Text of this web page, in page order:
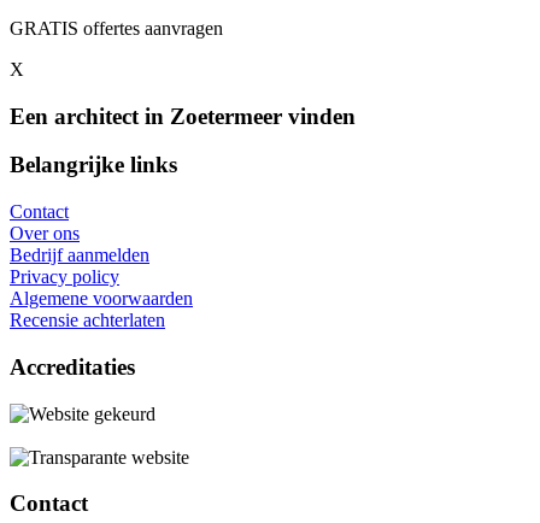
GRATIS offertes aanvragen
X
Een architect in Zoetermeer vinden
Belangrijke links
Contact
Over ons
Bedrijf aanmelden
Privacy policy
Algemene voorwaarden
Recensie achterlaten
Accreditaties
Contact